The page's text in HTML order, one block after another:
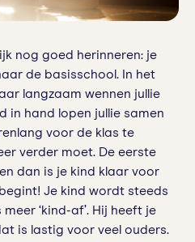
nog goed herinneren: je
de basisschool. In het
langzaam wennen jullie
in hand lopen jullie samen
voor de klas te
verder moet. De eerste
dan is je kind klaar voor
begint! Je kind wordt steeds
‘kind-af’. Hij heeft je
is lastig voor veel ouders.